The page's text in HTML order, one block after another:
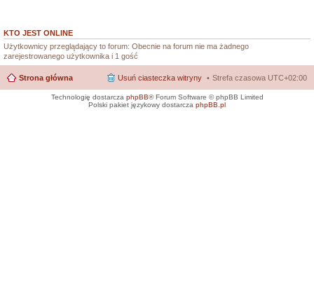
KTO JEST ONLINE
Użytkownicy przeglądający to forum: Obecnie na forum nie ma żadnego
zarejestrowanego użytkownika i 1 gość
Strona główna Strefa czasowa UTC+02:00
Usuń ciasteczka witryny
Technologię dostarcza phpBB® Forum Software © phpBB Limited
Polski pakiet językowy dostarcza phpBB.pl